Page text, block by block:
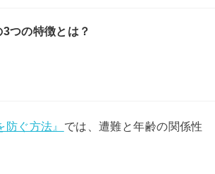
つの特徴とは？
ぐ方法』 では、遭難と年齢の関係性